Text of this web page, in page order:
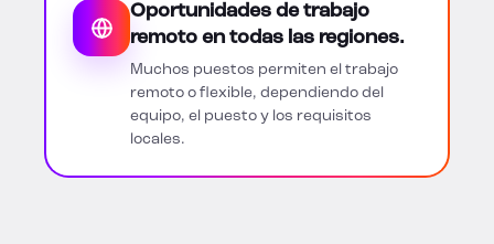
Oportunidades de trabajo
remoto en todas las regiones.
Muchos puestos permiten el trabajo
remoto o flexible, dependiendo del
equipo, el puesto y los requisitos
locales.